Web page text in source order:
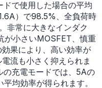
で使用した場合の平均
）で98.5%、全負荷時
非常に大きなインダク
が小さいMOSFET、慎重
果により、高い効率が
流も小さく抑えられま
の充電モードでは、5Aの
均効率が得られます。